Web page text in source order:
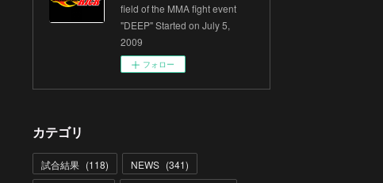
field of the MMA fight event
"DEEP" Started on July 5,
2009
フォロー
カテゴリ
試合結果 (118) NEWS (341)